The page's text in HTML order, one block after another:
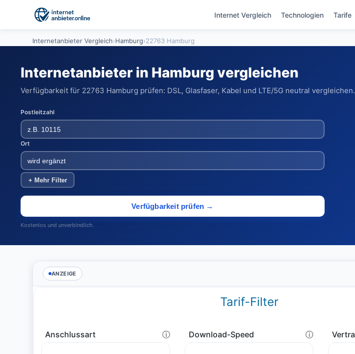
Internet Vergleich Technologien Tarife
Internetanbieter Vergleich›Hamburg›22763 Hamburg
Internetanbieter in Hamburg vergleichen
Verfügbarkeit für 22763 Hamburg prüfen: DSL, Glasfaser, Kabel und LTE/5G neutral vergleichen.
Postleitzahl
Ort
+ Mehr Filter
Verfügbarkeit prüfen →
Kostenlos und unverbindlich.
ANZEIGE